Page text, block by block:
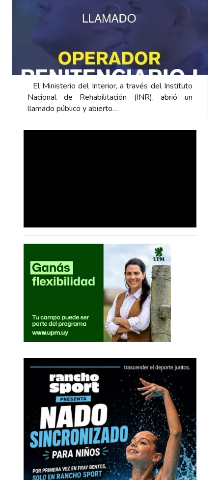
El Ministerio del Interior, a través del Instituto
Nacional de Rehabilitación (INR), abrió un
llamado público y abierto…